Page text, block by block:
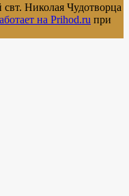
Николая Чудотворца
на Prihod.ru при